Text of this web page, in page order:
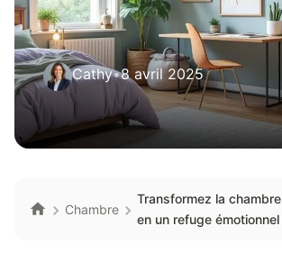
Cathy•8 avril 2025
Chambre
Transformez la
en un refuge émotionnel